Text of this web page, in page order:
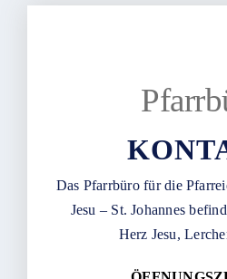
Das Pfarrbüro für die
Jesu – St. Johannes
Herz Jesu,